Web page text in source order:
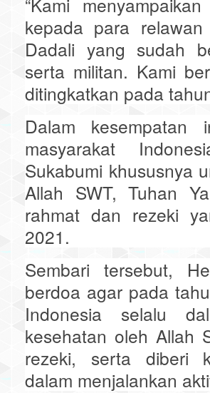
kepada para
Dadali yang sudah
serta militan. Kami
ditingkatkan pada
Dalam kesempatan
masyarakat
Sukabumi khususnya
Allah SWT, Tuhan
rahmat dan rezeki
2021.
Sembari tersebut,
berdoa agar pada
Indonesia selalu
kesehatan oleh Allah
rezeki, serta diberi
dalam menjalankan